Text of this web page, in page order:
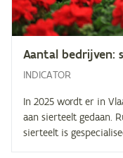
Aan­tal be­drij­ven:
INDICATOR
In 2025 wordt er in
aan sierteelt gedaan.
sierteelt is